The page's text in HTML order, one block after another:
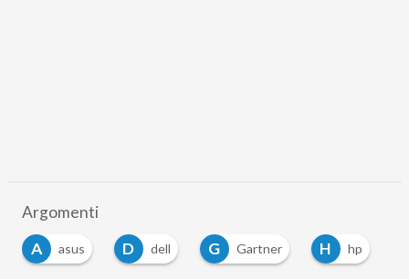
Argomenti
A
asus D dell G Gartner H hp